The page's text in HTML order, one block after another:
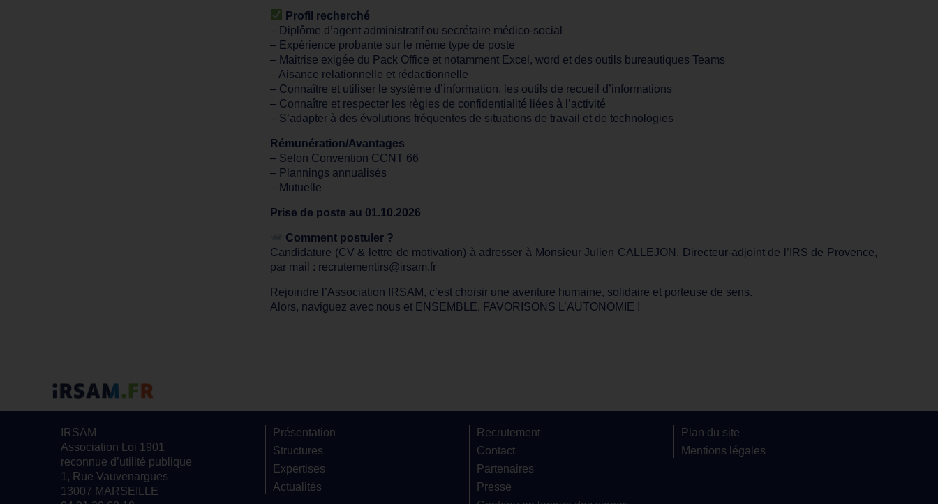
Profil recherché
– Diplôme d’agent administratif ou secrétaire médico-social
– Expérience probante sur le même type de poste
– Maitrise exigée du Pack Office et notamment Excel, word et des outils bureautiques Teams
– Aisance relationnelle et rédactionnelle
– Connaître et utiliser le système d’information, les outils de recueil d’informations
– Connaître et respecter les règles de confidentialité liées à l’activité
– S’adapter à des évolutions fréquentes de situations de travail et de technologies
Rémunération/Avantages
– Selon Convention CCNT 66
– Plannings annualisés
– Mutuelle
Prise de poste au 01.10.2026
Comment postuler ?
Candidature (CV & lettre de motivation) à adresser à Monsieur Julien CALLEJON, Directeur-adjoint de l’IRS de Provence,
par mail : recrutementirs@irsam.fr
Rejoindre l’Association IRSAM, c’est choisir une aventure humaine, solidaire et porteuse de sens.
Alors, naviguez avec nous et ENSEMBLE, FAVORISONS L’AUTONOMIE !
IRSAM
Association Loi 1901
reconnue d’utilité publique
1, Rue Vauvenargues
13007 MARSEILLE
Présentation
Structures
Expertises
Actualités
Recrutement
Contact
Partenaires
Presse
Plan du site
Mentions légales